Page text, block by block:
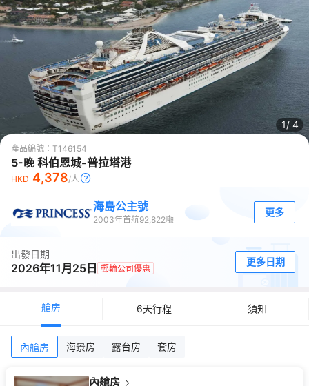
1/ 4
產品編號： T146154
5-晚 科伯恩城-普拉塔港
HKD 4,378/人
海島公主號
2003年首航92,822噸
更多
出發日期
2026年11月25日 郵輪公司優惠
更多日期
艙房 6天行程 須知
內艙房 海景房 露台房 套房
內艙房